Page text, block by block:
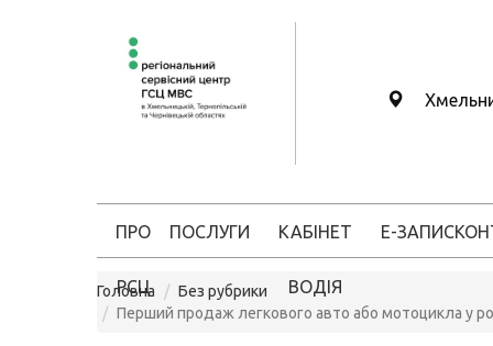
ПРО
РСЦ
ПОСЛУГИ КАБІНЕТ
ВОДІЯ
Е-ЗАПИС
Головна
Без рубрики
Перший продаж легкового авто або мотоцикла у